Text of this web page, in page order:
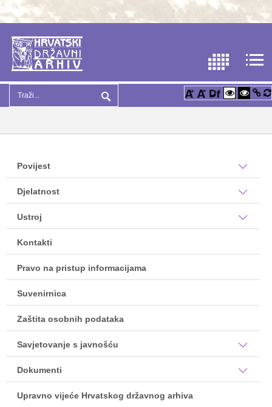
Povijest
Djelatnost
Ustroj
Kontakti
Pravo na pristup informacijama
Suvenirnica
Zaštita osobnih podataka
Savjetovanje s javnošću
Dokumenti
Upravno vijeće Hrvatskog državnog arhiva